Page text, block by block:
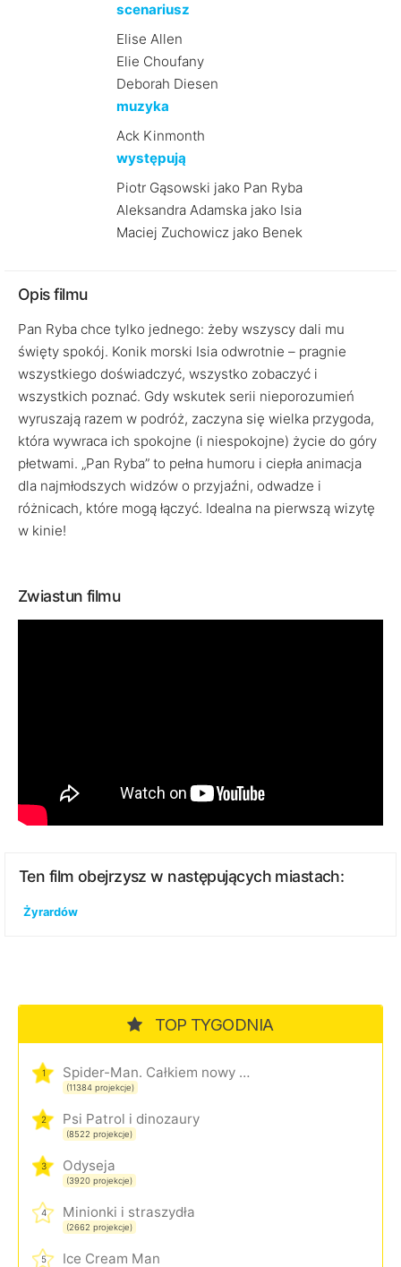
scenariusz
Elise Allen
Elie Choufany
Deborah Diesen
muzyka
Ack Kinmonth
występują
Piotr Gąsowski jako Pan Ryba
Aleksandra Adamska jako Isia
Maciej Zuchowicz jako Benek
Opis filmu
Pan Ryba chce tylko jednego: żeby wszyscy dali mu
święty spokój. Konik morski Isia odwrotnie – pragnie
wszystkiego doświadczyć, wszystko zobaczyć i
wszystkich poznać. Gdy wskutek serii nieporozumień
wyruszają razem w podróż, zaczyna się wielka przygoda,
która wywraca ich spokojne (i niespokojne) życie do góry
płetwami. „Pan Ryba” to pełna humoru i ciepła animacja
dla najmłodszych widzów o przyjaźni, odwadze i
różnicach, które mogą łączyć. Idealna na pierwszą wizytę
w kinie!
Zwiastun filmu
Ten film obejrzysz w następujących miastach:
Żyrardów
TOP TYGODNIA
1 Spider-Man. Całkiem nowy dzień
(11384 projekcje)
2 Psi Patrol i dinozaury
(8522 projekcje)
3 Odyseja
(3920 projekcje)
4 Minionki i straszydła
(2662 projekcje)
5 Ice Cream Man